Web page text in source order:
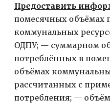
Предоставить
помесячных объёмах
коммунальных
ОДПУ; — суммарном
потреблённых в
объёмах
рассчитанных с
потребления; —